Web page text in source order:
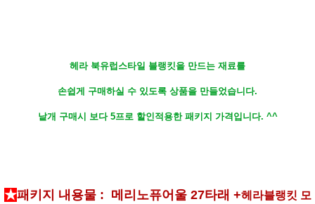
헤라 북유럽스타일 블랭킷을 만드는 재료를
손쉽게 구매하실 수 있도록 상품을 만들었습니다.
낱개 구매시 보다 5프로 할인적용한 패키지 가격입니다. ^^
★패키지 내용물 : 메리노퓨어울 27타래 +헤라블랭킷 모